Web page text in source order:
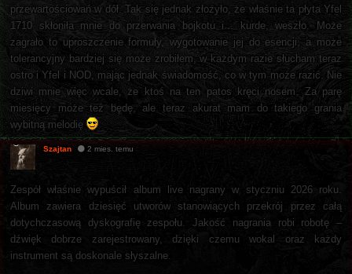
przewartościowań w dół. Tak się jednak złożyło, że właśnie ta płyta Yfel
1710 skłoniła mnie do przerwania bojkotu i... kurde, weszło. Może
zagrało to uproszczenie formuły, wygotowanie jej do esencji, a może
tolerancyjny bardziej się może zrobiłem, w każdym razie słucham teraz
ostro i Yfel i NOD, mając jednak świadomość, co w tym może razić. Nie
dziwi mnie więc wcale, że ktoś na ten patos kręci nosem. Za parę
miesięcy może też będę, ale teraz akurat mam do takiego grania
wybitną melodię
Szajtan 2 mies. temu
Zespół właśnie wypuścił album live nagrany w styczniu 2026 roku.
Album zawiera dziesięć utworów stanowiących przekrój przez całą
dotychczasową dyskografię zespołu. Jakość nagrania robi robotę –
dźwięk dobrze zarejestrowany, dzięki czemu wokal oraz każdy
instrument są doskonale słyszalne.